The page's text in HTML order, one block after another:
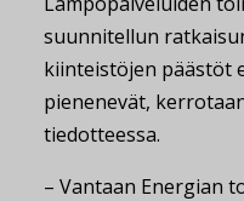
suunnitellun
kiinteistöjen päästöt
pienenevät,
tiedotteessa.
– Vantaan Energian